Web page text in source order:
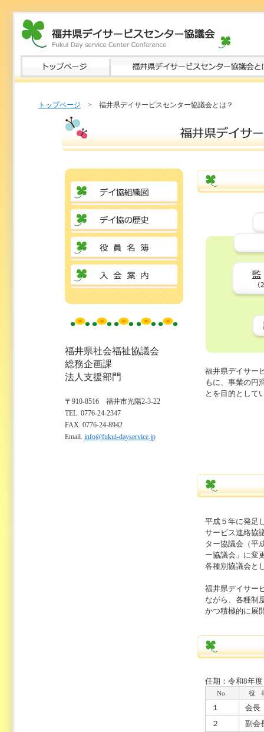
トップページ > 福井県デイサービスセンター協議会とは？
福井県社会福祉協議会
総務企画課
法人支援部門
〒910-8516 福井市光陽2-3-22
TEL. 0776-24-2347
FAX. 0776-24-8942
Email. info@fukui-dayservice.jp
福井県デイサー
もに、事業の円
とを目的として
平成５年に発足
サービス連絡協
ター協議会（平
ー協議会」に変
各種別協議会と
福井県デイサー
ながら、各種制
かつ積極的に展
任期：令和8年
No. 役
１
会長
２
副会